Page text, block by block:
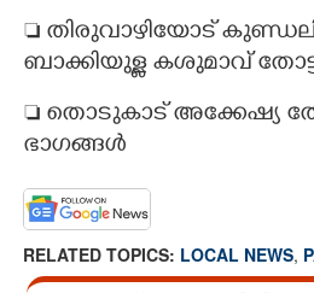
 തിരുവാഴിയോട് കുണ്ഡലി
ബാക്കിയുള്ള കശുമാവ്
 തൊടുകാട് അക്കേഷ്യ
ഭാഗങ്ങൾ
RELATED TOPICS: LOCAL NEWS,